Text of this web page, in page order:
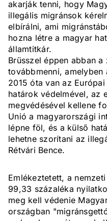
akarják tenni, hogy
illegális migránsok
elbírálni, ami
hozna létre a magyar
államtitkár.
Brüsszel éppen abban
továbbmenni,
2015 óta van az
határok védelmével, az
megvédésével kellene
Unió a magyarországi
lépne föl, és a külső
lehetne szorítani az
Rétvári Bence.
Emlékeztetett, a
99,33 százaléka
meg kell védenie
országban